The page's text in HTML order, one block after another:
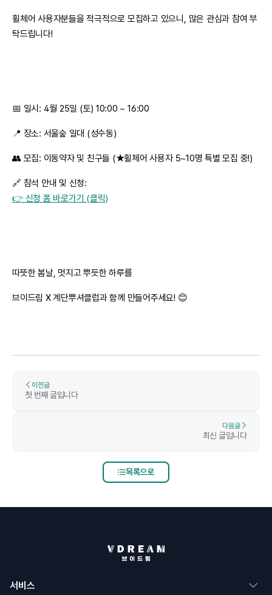
휠체어 사용자분들을 적극적으로 모집하고 있으니, 많은 관심과 참여 부
탁드립니다!
📅 일시: 4월 25일 (토) 10:00 ~ 16:00
📍 장소: 서울숲 일대 (성수동)
👥 모집: 이동약자 및 친구들 (★휠체어 사용자 5~10명 특별 모집 중!)
🔗 참석 안내 및 신청:
👉 신청 폼 바로가기 (클릭)
따뜻한 봄날, 멋지고 뿌듯한 하루를
브이드림 X 계단뿌셔클럽과 함께 만들어주세요! 😊
이전글
첫 번째 글입니다
다음글
최신 글입니다
목록으로
서비스